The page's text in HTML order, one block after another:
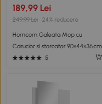
189,99 Lei
249,99 Lei 24% reducere
Homcom Galeata Mop cu
Carucior si storcator 90×44×36 cm
5